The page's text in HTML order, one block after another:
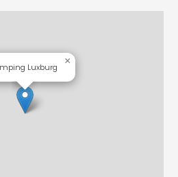
Luxburg
×